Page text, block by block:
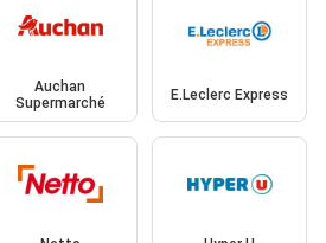
Auchan
Supermarché
E.Leclerc Express